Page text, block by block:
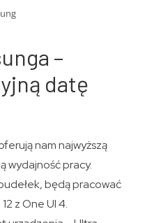
–
datę
nam najwyższą
wydajność pracy.
będą pracować
z One UI 4.